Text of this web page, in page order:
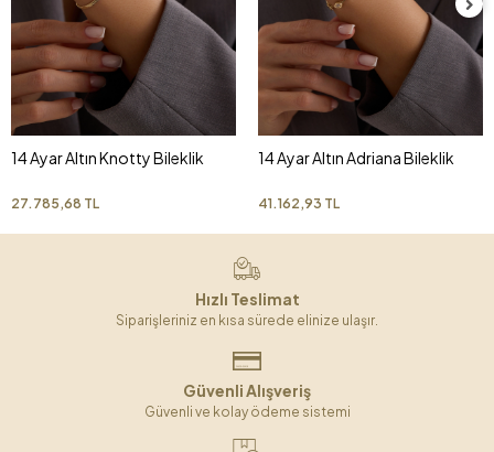
14 Ayar Altın Knotty Bileklik
27.785,68 TL
14 Ayar Altın Adriana Bileklik
41.162,93 TL
Hızlı Teslimat
Siparişleriniz en kısa sürede elinize ulaşır.
Güvenli Alışveriş
Güvenli ve kolay ödeme sistemi